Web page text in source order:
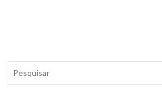
ã
o
t
:
: